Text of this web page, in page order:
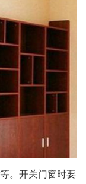
。开关门窗时要